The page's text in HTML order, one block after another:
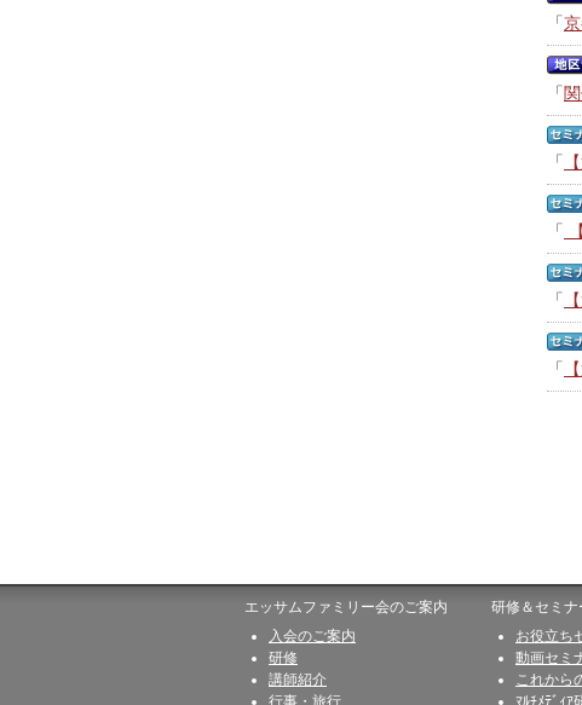
「
「
「
「
「
「
エッサムファミリー会のご案内
入会のご案内
研修
講師紹介
行事・旅行
研修＆セミナ
お役立ち
動画セミ
これから
ﾏﾙﾁﾒﾃﾞｨｱ